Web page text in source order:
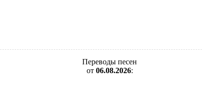
Переводы песен
от 06.08.2026: